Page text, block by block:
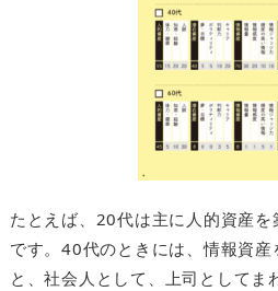
たとえば、20代は主に人的資産
です。40代のときには、情報資
と、社会人として、上司としてま